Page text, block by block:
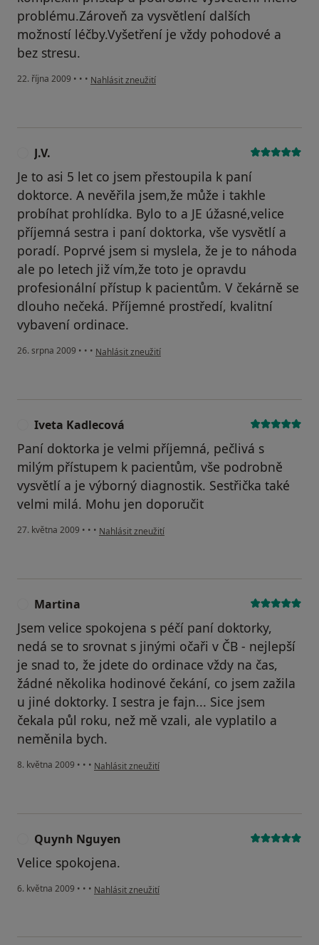
problému.Zároveň za vysvětlení dalších
možností léčby.Vyšetření je vždy pohodové a
bez stresu.
22. října 2009 • • • podle názoru uživatele Pacient
Nahlásit zneužití
J.V.
Je to asi 5 let co jsem přestoupila k paní
doktorce. A nevěřila jsem,že může i takhle
probíhat prohlídka. Bylo to a JE úžasné,velice
příjemná sestra i paní doktorka, vše vysvětlí a
poradí. Poprvé jsem si myslela, že je to náhoda
ale po letech již vím,že toto je opravdu
profesionální přístup k pacientům. V čekárně se
dlouho nečeká. Příjemné prostředí, kvalitní
vybavení ordinace.
26. srpna 2009 • • • podle názoru uživatele J.V.
Nahlásit zneužití
Iveta Kadlecová
Paní doktorka je velmi příjemná, pečlivá s
milým přístupem k pacientům, vše podrobně
vysvětlí a je výborný diagnostik. Sestřička také
velmi milá. Mohu jen doporučit
27. května 2009 • • • podle názoru uživatele Iveta Kadlecová
Nahlásit zneužití
Martina
Jsem velice spokojena s péčí paní doktorky,
nedá se to srovnat s jinými očaři v ČB - nejlepší
je snad to, že jdete do ordinace vždy na čas,
žádné několika hodinové čekání, co jsem zažila
u jiné doktorky. I sestra je fajn... Sice jsem
čekala půl roku, než mě vzali, ale vyplatilo a
neměnila bych.
8. května 2009 • • • podle názoru uživatele Martina
Nahlásit zneužití
Quynh Nguyen
Velice spokojena.
6. května 2009 • • • podle názoru uživatele Quynh Nguyen
Nahlásit zneužití